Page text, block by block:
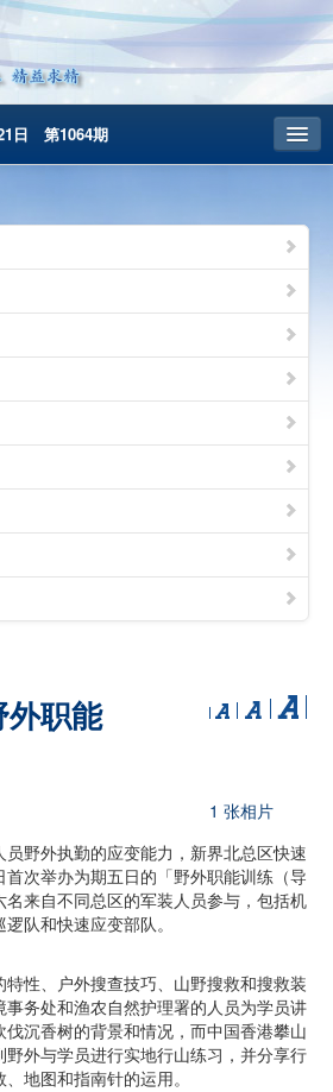
日 第1064期
职能
1 张相片
野外执勤的应变能力，新界北总区快速
次举办为期五日的「野外职能训练（导
来自不同总区的军装人员参与，包括机
队和快速应变部队。
性、户外搜查技巧、山野搜救和搜救装
务处和渔农自然护理署的人员为学员讲
沉香树的背景和情况，而中国香港攀山
外与学员进行实地行山练习，并分享行
地图和指南针的运用。